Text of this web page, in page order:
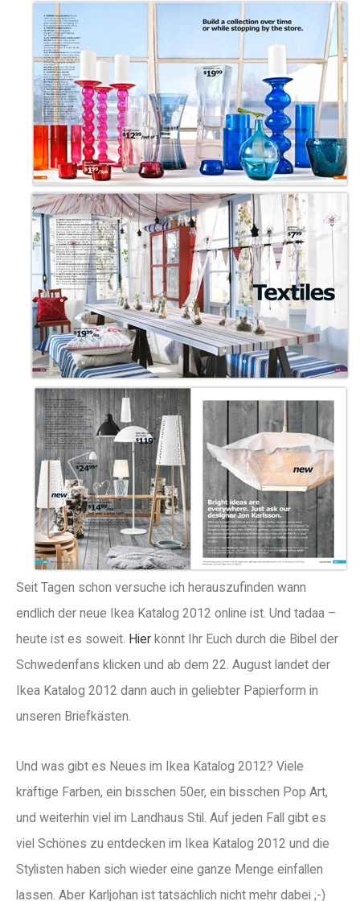
Seit Tagen schon versuche ich herauszufinden wann
endlich der neue Ikea Katalog 2012 online ist. Und tadaa –
heute ist es soweit. Hier könnt Ihr Euch durch die Bibel der
Schwedenfans klicken und ab dem 22. August landet der
Ikea Katalog 2012 dann auch in geliebter Papierform in
unseren Briefkästen.
Und was gibt es Neues im Ikea Katalog 2012? Viele
kräftige Farben, ein bisschen 50er, ein bisschen Pop Art,
und weiterhin viel im Landhaus Stil. Auf jeden Fall gibt es
viel Schönes zu entdecken im Ikea Katalog 2012 und die
Stylisten haben sich wieder eine ganze Menge einfallen
lassen. Aber Karljohan ist tatsächlich nicht mehr dabei ;-)